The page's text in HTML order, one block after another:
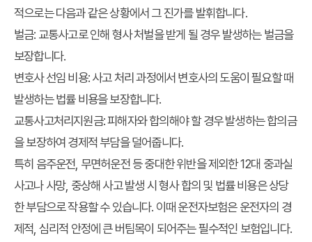
적으로는 다음과 같은 상황에서 그 진가를 발휘합니다.
벌금: 교통사고로 인해 형사 처벌을 받게 될 경우 발생하는 벌금을
보장합니다.
변호사 선임 비용: 사고 처리 과정에서 변호사의 도움이 필요할 때
발생하는 법률 비용을 보장합니다.
교통사고처리지원금: 피해자와 합의해야 할 경우 발생하는 합의금
을 보장하여 경제적 부담을 덜어줍니다.
특히 음주운전, 무면허운전 등 중대한 위반을 제외한 12대 중과실
사고나 사망, 중상해 사고 발생 시 형사 합의 및 법률 비용은 상당
한 부담으로 작용할 수 있습니다. 이때 운전자보험은 운전자의 경
제적, 심리적 안정에 큰 버팀목이 되어주는 필수적인 보험입니다.